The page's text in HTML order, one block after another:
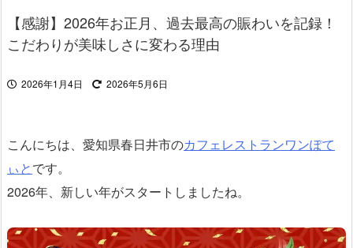
【感謝】2026年お正月、過去最高の賑わいを記録！
こだわりが美味しさに変わる理由
2026年1月4日 2026年5月6日
こんにちは、愛知県春日井市のカフェレストランワンぽて
ぃとです。
2026年、新しい年がスタートしましたね。